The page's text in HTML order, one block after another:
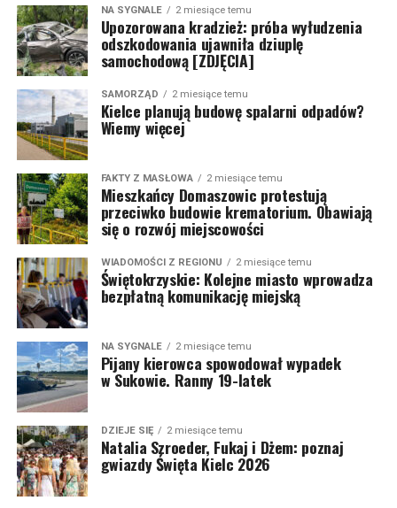
NA SYGNALE 2 miesiące temu
Upozorowana kradzież: próba wyłudzenia
odszkodowania ujawniła dziuplę
samochodową [ZDJĘCIA]
SAMORZĄD 2 miesiące temu
Kielce planują budowę spalarni odpadów?
Wiemy więcej
FAKTY Z MASŁOWA 2 miesiące temu
Mieszkańcy Domaszowic protestują
przeciwko budowie krematorium. Obawiają
się o rozwój miejscowości
WIADOMOŚCI Z REGIONU 2 miesiące temu
Świętokrzyskie: Kolejne miasto wprowadza
bezpłatną komunikację miejską
NA SYGNALE 2 miesiące temu
Pijany kierowca spowodował wypadek
w Sukowie. Ranny 19-latek
DZIEJE SIĘ 2 miesiące temu
Natalia Szroeder, Fukaj i Dżem: poznaj
gwiazdy Święta Kielc 2026